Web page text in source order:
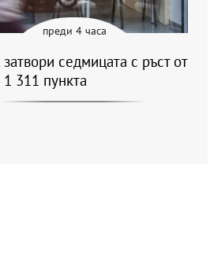
преди 4 часа
затвори седмицата с ръст от
311 пункта